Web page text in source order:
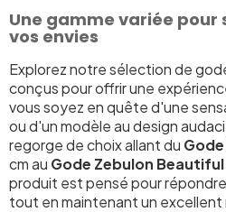
Une gamme variée
vos envies
Explorez notre sélection de
conçus pour offrir une
vous soyez en quête d'une
ou d'un modèle au design
regorge de choix allant du Gode
cm au Gode Zebulon Beautiful
produit est pensé pour
tout en maintenant un